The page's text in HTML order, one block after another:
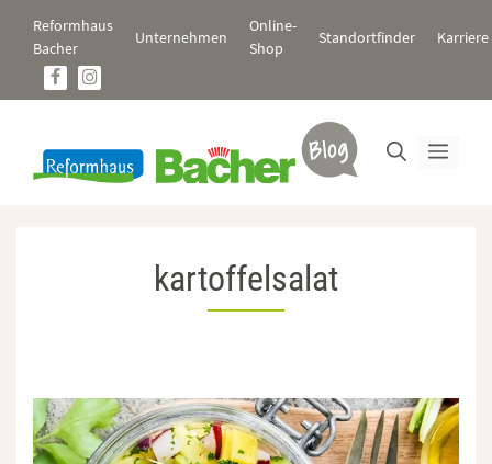
Inhalt
springen
Reformhaus
Bacher
Unternehmen
Online-
Shop
Standortfinder Karriere
Menü
kartoffelsalat